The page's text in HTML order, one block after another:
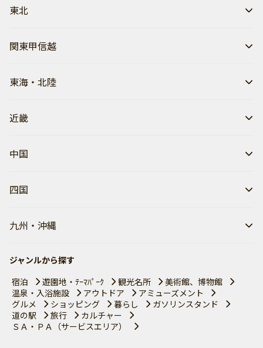
東北
関東甲信越
東海・北陸
近畿
中国
四国
九州・沖縄
ジャンルから探す
宿泊
遊園地・ﾃｰﾏﾊﾟｰｸ 観光名所
美術館、博物館
温泉・入浴施設
アウトドア
アミューズメント
グルメ
ショッピング 暮らし
ガソリンスタンド
道の駅
旅行
カルチャー
ＳＡ・ＰＡ（サービスエリア）